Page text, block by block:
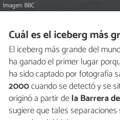
Imagen: BBC
Cuál es el iceberg más
El iceberg más grande del
ha ganado el primer lugar
ha sido captado por fotografía
2000cuando se detectó y se
originó a partir dela Barrera
sugiere que tales